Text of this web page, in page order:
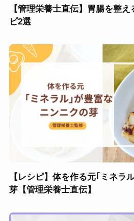
【管理栄養士直伝】胃腸を整
ピ2選
【レシピ】体を作る元｢ミネラ
芽【管理栄養士直伝】